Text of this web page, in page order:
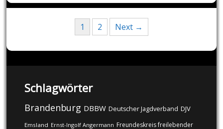
navigation
1 2 Next →
Schlagwörter
Brandenburg DBBW Deutscher Jagdverband DJV
Emsland Ernst-Ingolf Angermann Freundeskreis freilebender